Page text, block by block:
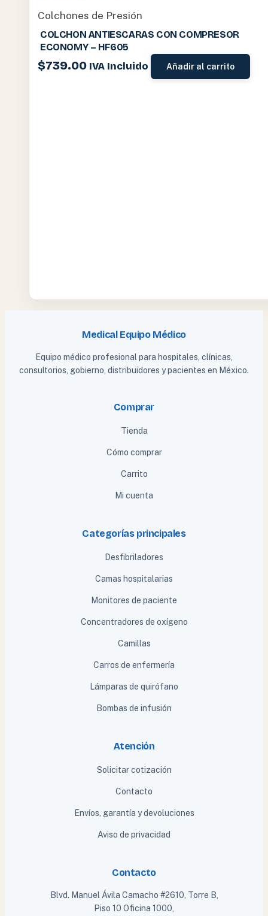
Colchones de Presión
COLCHON ANTIESCARAS CON COMPRESOR
ECONOMY – HF605
$739.00 IVA Incluido Añadir al carrito
Medical Equipo Médico
Equipo médico profesional para hospitales, clínicas,
consultorios, gobierno, distribuidores y pacientes en México.
Comprar
Tienda
Cómo comprar
Carrito
Mi cuenta
Categorías principales
Desfibriladores
Camas hospitalarias
Monitores de paciente
Concentradores de oxígeno
Camillas
Carros de enfermería
Lámparas de quirófano
Bombas de infusión
Atención
Solicitar cotización
Contacto
Envíos, garantía y devoluciones
Aviso de privacidad
Contacto
Blvd. Manuel Ávila Camacho #2610, Torre B,
Piso 10 Oficina 1000,